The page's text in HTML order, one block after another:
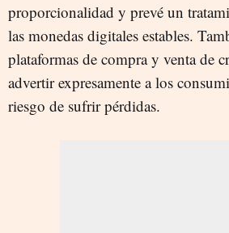
proporcionalidad y prevé un
las monedas digitales estables.
plataformas de compra y venta de
advertir expresamente a los
riesgo de sufrir pérdidas.